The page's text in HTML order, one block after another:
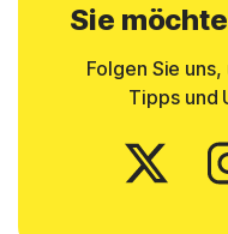
Sie
Folgen Sie
Tipps und